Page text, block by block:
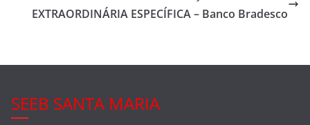
o
EXTRAORDINÁRIA ESPECÍFICA – Banco Bradesco
SEEB SANTA MARIA